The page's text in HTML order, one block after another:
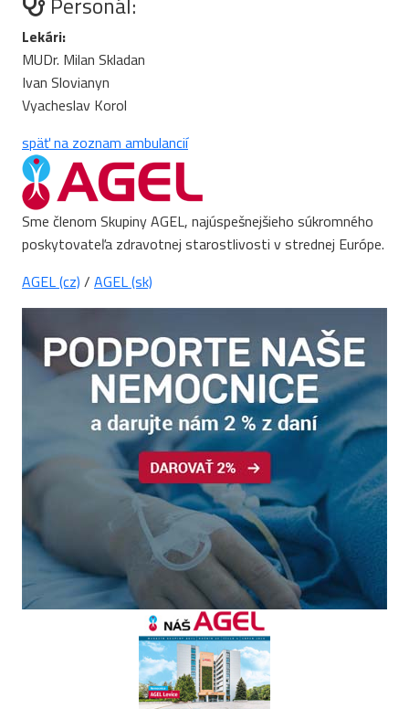
Lekári:
MUDr. Milan Skladan
Ivan Slovianyn
Vyacheslav Korol
späť na zoznam ambulancií
Sme členom Skupiny AGEL, najúspešnejšieho súkromného
poskytovateľa zdravotnej starostlivosti v strednej Európe.
AGEL (cz) / AGEL (sk)